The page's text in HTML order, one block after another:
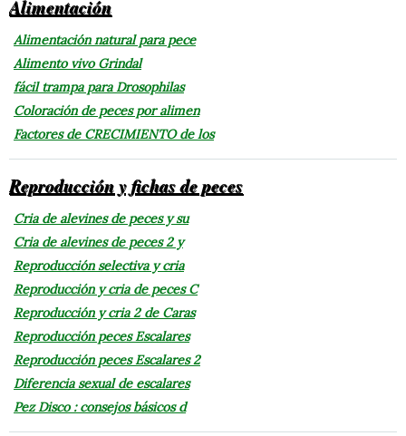
Alimentación
Alimentación natural para pece
Alimento vivo Grindal
fácil trampa para Drosophilas
Coloración de peces por alimen
Factores de CRECIMIENTO de los
Reproducción y fichas de peces
Cria de alevines de peces y su
Cria de alevines de peces 2 y
Reproducción selectiva y cria
Reproducción y cria de peces C
Reproducción y cria 2 de Caras
Reproducción peces Escalares
Reproducción peces Escalares 2
Diferencia sexual de escalares
Pez Disco : consejos básicos d